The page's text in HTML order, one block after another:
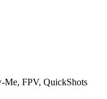
Me, FPV, QuickShots